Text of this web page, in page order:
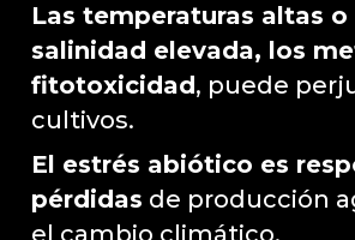
Las temperaturas altas
salinidad elevada, los
fitotoxicidad, puede
cultivos.
El estrés abiótico es
pérdidas de producción
el cambio climático.